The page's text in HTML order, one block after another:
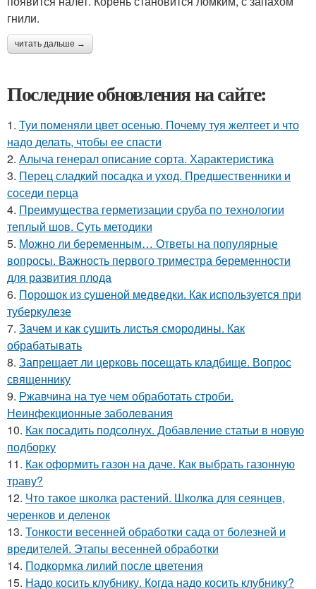
гнили.
читать дальше →
Последние обновления на сайте:
1. Туи поменяли цвет осенью. Почему туя желтеет и что
надо делать, чтобы ее спасти
2. Алыча генерал описание сорта. Характеристика
3. Перец сладкий посадка и уход. Предшественники и
соседи перца
4. Преимущества герметизации сруба по технологии
теплый шов. Суть методики
5. Можно ли беременным… Ответы на популярные
вопросы. Важность первого триместра беременности
для развития плода
6. Порошок из сушеной медведки. Как используется при
туберкулезе
7. Зачем и как сушить листья смородины. Как
обрабатывать
8. Запрещает ли церковь посещать кладбище. Вопрос
священнику
9. Ржавчина на туе чем обработать строби.
Неинфекционные заболевания
10. Как посадить подсолнух. Добавление статьи в новую
подборку
11. Как оформить газон на даче. Как выбрать газонную
траву?
12. Что такое школка растений. Школка для сеянцев,
черенков и деленок
13. Тонкости весенней обработки сада от болезней и
вредителей. Этапы весенней обработки
14. Подкормка лилий после цветения
15. Надо косить клубнику. Когда надо косить клубнику?